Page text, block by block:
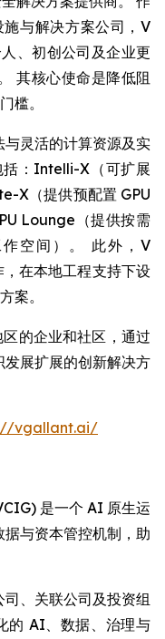
与解决方案公司，V
、初创公司及企业更
其核心使命是降低阻
槛。
灵活的计算资源及实
括：Intelli-X（可扩展
X（提供预配置 GPU
Lounge（提供按需
空间）。 此外，V
在本地工程支持下设
案。
的企业和社区，通过
展扩展的创新解决方
vgallant.ai/
是一个 AI 原生运
与资本管控机制，助
、关联公司及投资组
的 AI、数据、治理与